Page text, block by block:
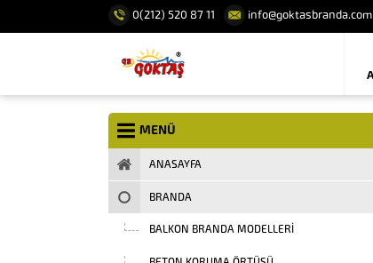
0(212) 520 87 11 info@goktasbranda.com
MENÜ
ANASAYFA
BRANDA
BALKON BRANDA MODELLERI